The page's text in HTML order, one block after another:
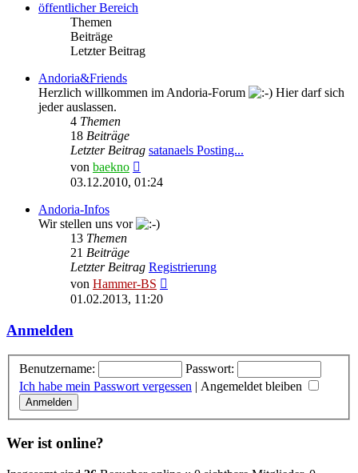
öffentlicher Bereich
Themen
Beiträge
Letzter Beitrag
Andoria&Friends
Herzlich willkommen im Andoria-Forum
Hier darf sich
jeder auslassen.
4 Themen
18 Beiträge
Letzter Beitrag satanaels Posting...
von baekno
Beitrag
03.12.2010, 01:24
Andoria-Infos
Wir stellen uns vor
13 Themen
21 Beiträge
Letzter Beitrag Registrierung
von Hammer-BS
01.02.2013, 11:20
Anmelden
Benutzername:
Passwort:
Ich habe mein Passwort vergessen | Angemeldet bleiben
Wer ist online?